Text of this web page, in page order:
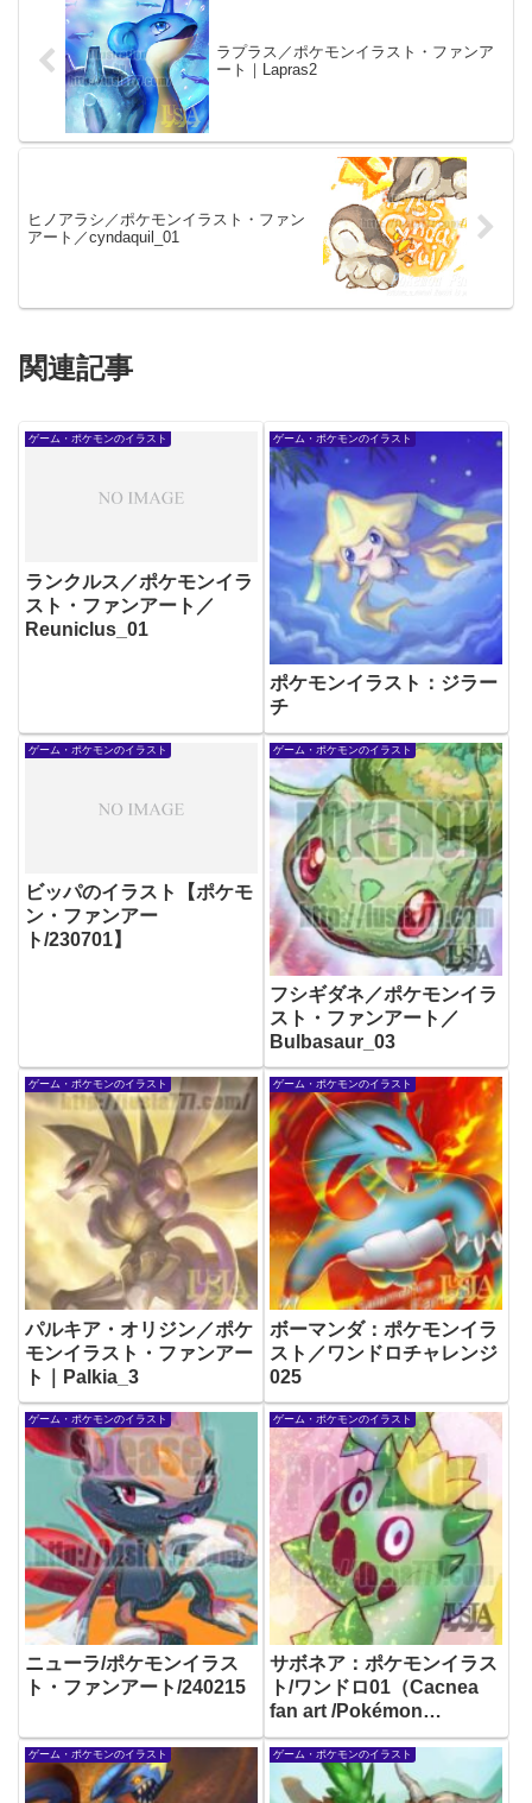
ラプラス／ポケモンイラスト・ファンア
ート｜Lapras2
ヒノアラシ／ポケモンイラスト・ファン
アート／cyndaquil_01
関連記事
ゲーム・ポケモンのイラスト
ランクルス／ポケモンイラ
スト・ファンアート／
Reuniclus_01
ゲーム・ポケモンのイラスト
ポケモンイラスト：ジラー
チ
ゲーム・ポケモンのイラスト
ビッパのイラスト【ポケモ
ン・ファンアー
ト/230701】
ゲーム・ポケモンのイラスト
フシギダネ／ポケモンイラ
スト・ファンアート／
Bulbasaur_03
ゲーム・ポケモンのイラスト
パルキア・オリジン／ポケ
モンイラスト・ファンアー
ト｜Palkia_3
ゲーム・ポケモンのイラスト
ボーマンダ：ポケモンイラ
スト／ワンドロチャレンジ
025
ゲーム・ポケモンのイラスト
ニューラ/ポケモンイラス
ト・ファンアート/240215
ゲーム・ポケモンのイラスト
サボネア：ポケモンイラス
ト/ワンドロ01（Cacnea
fan art /Pokémon
illustration）
ゲーム・ポケモンのイラスト ゲーム・ポケモンのイラスト